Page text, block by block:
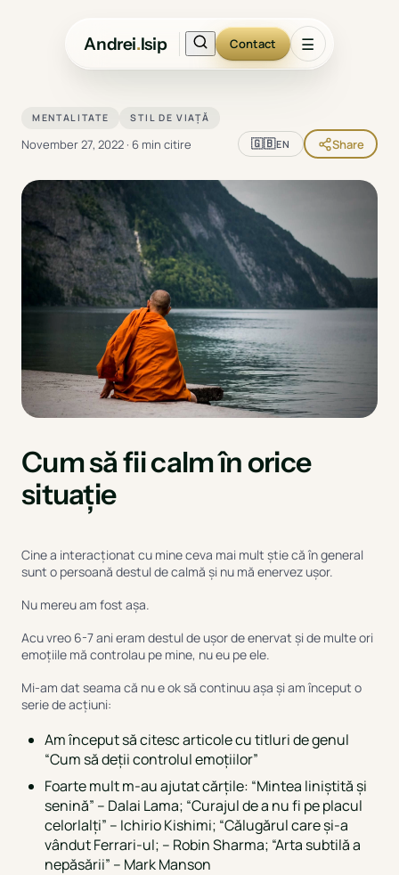
Andrei.Isip Contact ☰
MENTALITATE STIL DE VIAȚĂ
November 27, 2022 · 6 min citire 🇬🇧EN Share
Cum să fii calm în orice
situație
Cine a interacționat cu mine ceva mai mult știe că în general
sunt o persoană destul de calmă și nu mă enervez ușor.
Nu mereu am fost așa.
Acu vreo 6-7 ani eram destul de ușor de enervat și de multe ori
emoțiile mă controlau pe mine, nu eu pe ele.
Mi-am dat seama că nu e ok să continuu așa și am început o
serie de acțiuni:
Am început să citesc articole cu titluri de genul
“Cum să deții controlul emoțiilor”
Foarte mult m-au ajutat cărțile: “Mintea liniștită și
senină” – Dalai Lama; “Curajul de a nu fi pe placul
celorlalți” – Ichirio Kishimi; “Călugărul care și-a
vândut Ferrari-ul; – Robin Sharma; “Arta subtilă a
nepăsării” – Mark Manson